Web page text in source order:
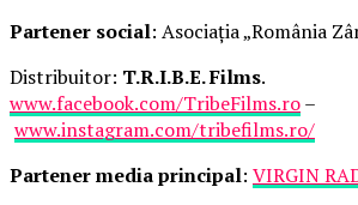
Partener social: Asociația „România
Distribuitor: T.R.I.B.E. Films.
www.facebook.com/TribeFilms.ro–
www.instagram.com/tribefilms.ro/
Partener media principal: VIRGIN